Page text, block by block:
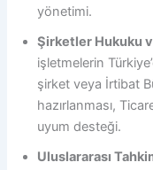
yönetimi.
Şirketler Hukuku
işletmelerin
şirket veya İrtibat
hazırlanması,
uyum desteği.
Uluslararası